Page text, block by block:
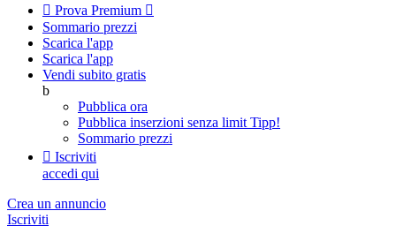
 Prova Premium 
Sommario prezzi
Scarica l'app
Scarica l'app
Vendi subito gratis
b
Pubblica ora
Pubblica inserzioni senza limit Tipp!
Sommario prezzi
 Iscriviti
accedi qui
Crea un annuncio
Iscriviti